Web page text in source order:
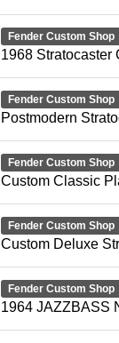
Fender Custom Shop
1968 Stratocaster
Fender Custom Shop
Postmodern
Fender Custom Shop
Custom Classic
Fender Custom Shop
Custom Deluxe
Fender Custom Shop
1964 JAZZBASS